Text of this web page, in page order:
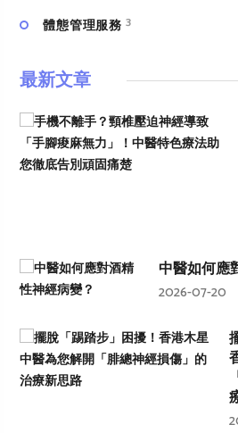
體態管理服務 3
最新文章
中醫如何應
2026-07-20